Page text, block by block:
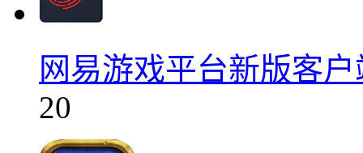
网易游戏平台新版客户
20